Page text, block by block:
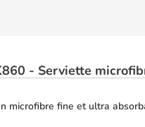
- Serviette
microfibre fine et ultra